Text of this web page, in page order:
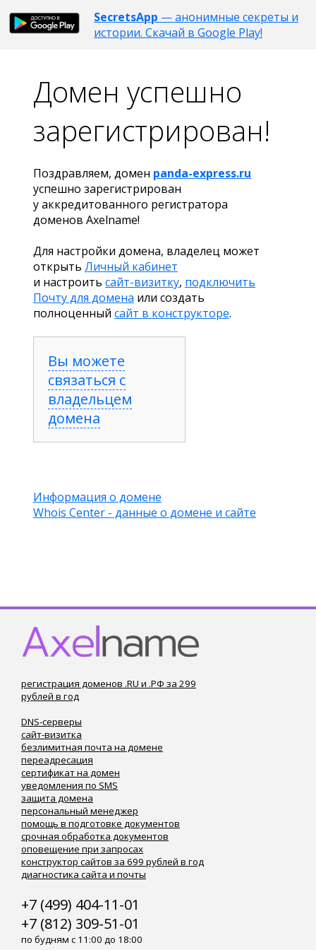
SecretsApp — анонимные секреты и
истории. Скачай в Google Play!
Домен успешно
зарегистрирован!
Поздравляем, домен panda-express.ru
успешно зарегистрирован
у аккредитованного регистратора
доменов Axelname!
Для настройки домена, владелец может
открыть Личный кабинет
и настроить сайт-визитку, подключить
Почту для домена или создать
полноценный сайт в конструкторе.
Вы можете
связаться с
владельцем
домена
Информация о домене
Whois Center - данные о домене и сайте
регистрация доменов .RU и .РФ за 299
рублей в год
DNS-серверы
сайт-визитка
безлимитная почта на домене
переадресация
сертификат на домен
уведомления по SMS
защита домена
персональный менеджер
помощь в подготовке документов
срочная обработка документов
оповещение при запросах
конструктор сайтов за 699 рублей в год
диагностика сайта и почты
+7 (499) 404-11-01
+7 (812) 309-51-01
по будням с 11:00 до 18:00